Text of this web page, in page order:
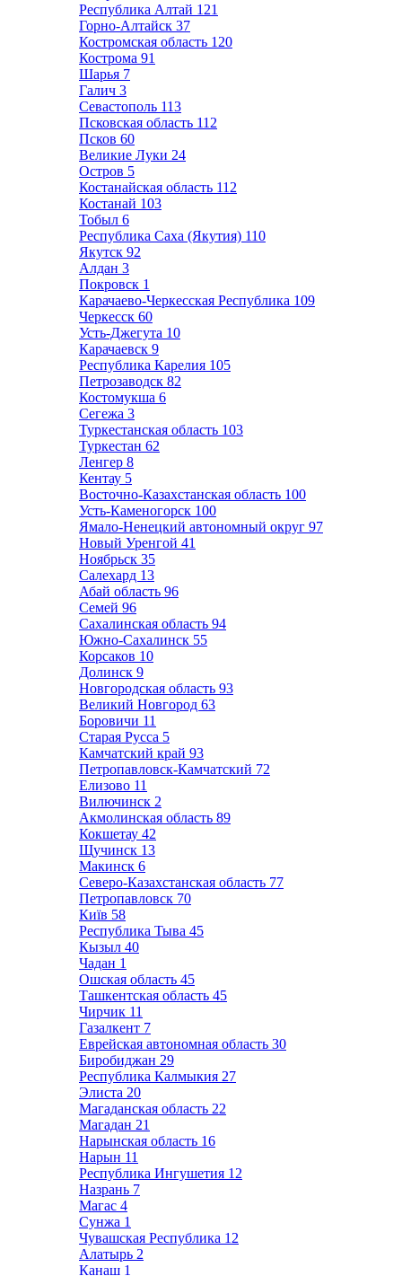
Республика Алтай 121
Горно-Алтайск 37
Костромская область 120
Кострома 91
Шарья 7
Галич 3
Севастополь 113
Псковская область 112
Псков 60
Великие Луки 24
Остров 5
Костанайская область 112
Костанай 103
Тобыл 6
Республика Саха (Якутия) 110
Якутск 92
Алдан 3
Покровск 1
Карачаево-Черкесская Республика 109
Черкесск 60
Усть-Джегута 10
Карачаевск 9
Республика Карелия 105
Петрозаводск 82
Костомукша 6
Сегежа 3
Туркестанская область 103
Туркестан 62
Ленгер 8
Кентау 5
Восточно-Казахстанская область 100
Усть-Каменогорск 100
Ямало-Ненецкий автономный округ 97
Новый Уренгой 41
Ноябрьск 35
Салехард 13
Абай область 96
Семей 96
Сахалинская область 94
Южно-Сахалинск 55
Корсаков 10
Долинск 9
Новгородская область 93
Великий Новгород 63
Боровичи 11
Старая Русса 5
Камчатский край 93
Петропавловск-Камчатский 72
Елизово 11
Вилючинск 2
Акмолинская область 89
Кокшетау 42
Щучинск 13
Макинск 6
Северо-Казахстанская область 77
Петропавловск 70
Київ 58
Республика Тыва 45
Кызыл 40
Чадан 1
Ошская область 45
Ташкентская область 45
Чирчик 11
Газалкент 7
Еврейская автономная область 30
Биробиджан 29
Республика Калмыкия 27
Элиста 20
Магаданская область 22
Магадан 21
Нарынская область 16
Нарын 11
Республика Ингушетия 12
Назрань 7
Магас 4
Сунжа 1
Чувашская Республика 12
Алатырь 2
Канаш 1